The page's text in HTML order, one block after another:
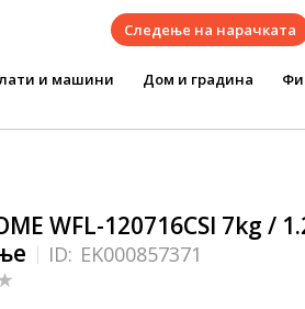
Следење на нарачката
и машини Дом и градина
WFL-120716CSI 7kg
ID: EK000857371